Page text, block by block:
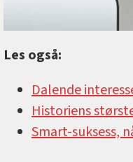
Les også:
Dalende
Historiens
Smart-suksess,